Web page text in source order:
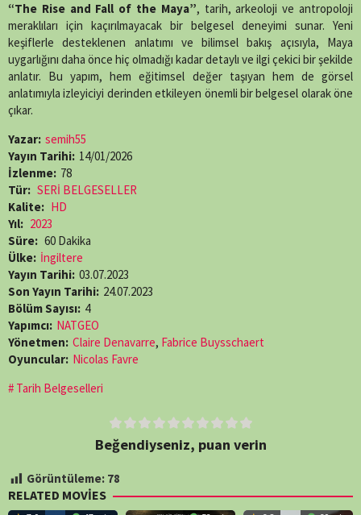
“The Rise and Fall of the Maya”, tarih, arkeoloji ve antropoloji
meraklıları için kaçırılmayacak bir belgesel deneyimi sunar. Yeni
keşiflerle desteklenen anlatımı ve bilimsel bakış açısıyla, Maya
uygarlığını daha önce hiç olmadığı kadar detaylı ve ilgi çekici bir şekilde
anlatır. Bu yapım, hem eğitimsel değer taşıyan hem de görsel
anlatımıyla izleyiciyi derinden etkileyen önemli bir belgesel olarak öne
çıkar.
Yazar: semih55
Yayın Tarihi: 14/01/2026
İzlenme: 78
Tür: SERİ BELGESELLER
Kalite: HD
Yıl: 2023
Süre: 60 Dakika
Ülke: İngiltere
Yayın Tarihi: 03.07.2023
Son Yayın Tarihi: 24.07.2023
Bölüm Sayısı: 4
Yapımcı: NATGEO
Yönetmen: Claire Denavarre, Fabrice Buysschaert
Oyuncular: Nicolas Favre
Tarih Belgeselleri
Beğendiyseniz, puan verin
Görüntüleme: 78
RELATED MOVIES